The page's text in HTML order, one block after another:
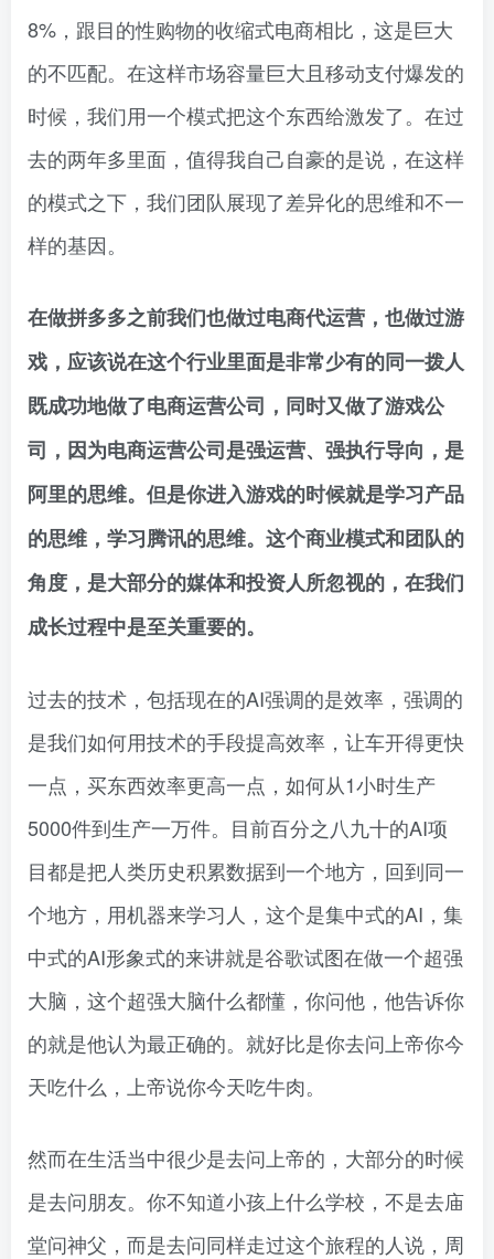
8%，跟目的性购物的收缩式电商相比，这是巨大
的不匹配。在这样市场容量巨大且移动支付爆发的
时候，我们用一个模式把这个东西给激发了。在过
去的两年多里面，值得我自己自豪的是说，在这样
的模式之下，我们团队展现了差异化的思维和不一
样的基因。
在做拼多多之前我们也做过电商代运营，也做过游
戏，应该说在这个行业里面是非常少有的同一拨人
既成功地做了电商运营公司，同时又做了游戏公
司，因为电商运营公司是强运营、强执行导向，是
阿里的思维。但是你进入游戏的时候就是学习产品
的思维，学习腾讯的思维。这个商业模式和团队的
角度，是大部分的媒体和投资人所忽视的，在我们
成长过程中是至关重要的。
过去的技术，包括现在的AI强调的是效率，强调的
是我们如何用技术的手段提高效率，让车开得更快
一点，买东西效率更高一点，如何从1小时生产
5000件到生产一万件。目前百分之八九十的AI项
目都是把人类历史积累数据到一个地方，回到同一
个地方，用机器来学习人，这个是集中式的AI，集
中式的AI形象式的来讲就是谷歌试图在做一个超强
大脑，这个超强大脑什么都懂，你问他，他告诉你
的就是他认为最正确的。就好比是你去问上帝你今
天吃什么，上帝说你今天吃牛肉。
然而在生活当中很少是去问上帝的，大部分的时候
是去问朋友。你不知道小孩上什么学校，不是去庙
堂问神父，而是去问同样走过这个旅程的人说，周